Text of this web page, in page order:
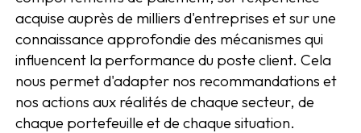
acquise auprès de milliers d'entreprises et sur une
connaissance approfondie des mécanismes qui
influencent la performance du poste client. Cela
nous permet d'adapter nos recommandations et
nos actions aux réalités de chaque secteur, de
chaque portefeuille et de chaque situation.